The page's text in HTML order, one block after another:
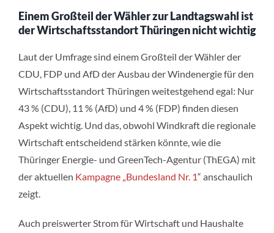
Einem Großteil der Wähler zur Landtagswahl ist
der Wirtschaftsstandort Thüringen nicht wichtig
Laut der Umfrage sind einem Großteil der Wähler der
CDU, FDP und AfD der Ausbau der Windenergie für den
Wirtschaftsstandort Thüringen weitestgehend egal: Nur
43 % (CDU), 11 % (AfD) und 4 % (FDP) finden diesen
Aspekt wichtig. Und das, obwohl Windkraft die regionale
Wirtschaft entscheidend stärken könnte, wie die
Thüringer Energie- und GreenTech-Agentur (ThEGA) mit
der aktuellen Kampagne „Bundesland Nr. 1“ anschaulich
zeigt.
Auch preiswerter Strom für Wirtschaft und Haushalte